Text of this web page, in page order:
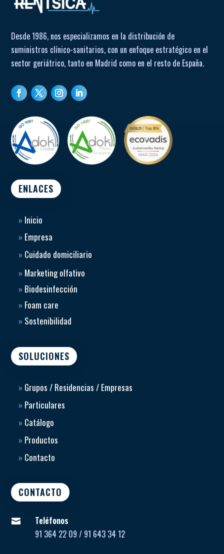
Clase de dispositivo:
CA-MI Srl
País de producción:
Desde 1986, nos especializamos en la distribución de
suministros clínico-sanitarios, con un enfoque estratégico en el
sector geriátrico, tanto en Madrid como en el resto de España.
ENLACES
» Inicio
» Empresa
» Cuidado domiciliario
» Marketing olfativo
» Biodesinfección
» Foam care
» Sostenibilidad
SOLUCIONES
» Grupos / Residencias / Empresas
» Particulares
» Catálogo
» Productos
» Contacto
CONTACTO

Teléfonos
91 364 22 09 / 91 643 34 12